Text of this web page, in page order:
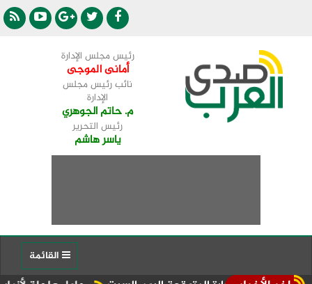
رئيس مجلس الإدارة
أمانى الموجى
نائب رئيس مجلس
الإدارة
م. حاتم الجوهري
رئيس التحرير
ياسر هاشم